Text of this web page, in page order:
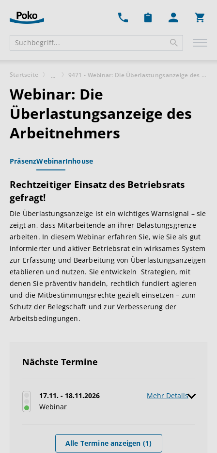
Startseite ... 9471 - Webinar: Die Überlastungsanzeige des Arbeitnehmers
Webinar: Die
Überlastungsanzeige des
Arbeitnehmers
PräsenzWebinarInhouse
Rechtzeitiger Einsatz des Betriebsrats
gefragt!
Die Überlastungsanzeige ist ein wichtiges Warnsignal – sie
zeigt an, dass Mitarbeitende an ihrer Belastungsgrenze
arbeiten. In diesem Webinar erfahren Sie, wie Sie als gut
informierter und aktiver Betriebsrat ein wirksames System
zur Erfassung und Bearbeitung von Überlastungsanzeigen
etablieren und nutzen. Sie entwickeln Strategien, mit
denen Sie präventiv handeln, rechtlich fundiert agieren
und die Mitbestimmungsrechte gezielt einsetzen – zum
Schutz der Belegschaft und zur Verbesserung der
Arbeitsbedingungen.
Nächste Termine
17.11. - 18.11.2026
Webinar
Mehr Details
Alle Termine anzeigen (1)